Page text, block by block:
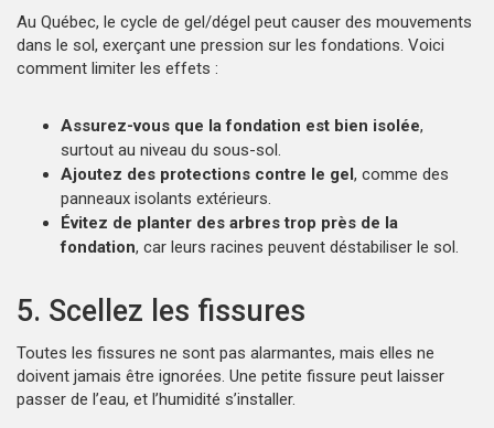
Au Québec, le cycle de gel/dégel peut causer des mouvements
dans le sol, exerçant une pression sur les fondations. Voici
comment limiter les effets :
Assurez-vous que la fondation est bien isolée,
surtout au niveau du sous-sol.
Ajoutez des protections contre le gel, comme des
panneaux isolants extérieurs.
Évitez de planter des arbres trop près de la
fondation, car leurs racines peuvent déstabiliser le sol.
5. Scellez les fissures
Toutes les fissures ne sont pas alarmantes, mais elles ne
doivent jamais être ignorées. Une petite fissure peut laisser
passer de l’eau, et l’humidité s’installer.